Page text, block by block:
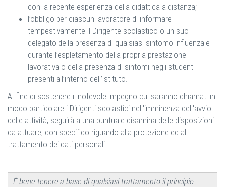
con la recente esperienza della didattica a distanza;
l’obbligo per ciascun lavoratore di informare
tempestivamente il Dirigente scolastico o un suo
delegato della presenza di qualsiasi sintomo influenzale
durante l’espletamento della propria prestazione
lavorativa o della presenza di sintomi negli studenti
presenti all’interno dell’istituto.
Al fine di sostenere il notevole impegno cui saranno chiamati in
modo particolare i Dirigenti scolastici nell'imminenza dell'avvio
delle attività, seguirà a una puntuale disamina delle disposizioni
da attuare, con specifico riguardo alla protezione ed al
trattamento dei dati personali.
È bene tenere a base di qualsiasi trattamento il principio